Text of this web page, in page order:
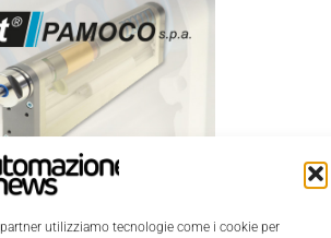
utilizziamo tecnologie come i cookie per
di forza e
PR02 LinMot